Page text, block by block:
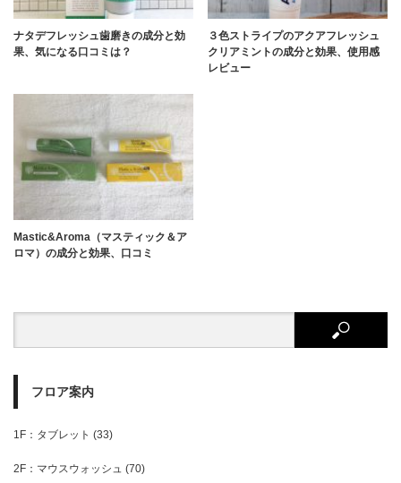
ナタデフレッシュ歯磨きの成分と効
果、気になる口コミは？
３色ストライプのアクアフレッシュ
クリアミントの成分と効果、使用感
レビュー
Mastic&Aroma（マスティック＆ア
ロマ）の成分と効果、口コミ
フロア案内
1F：タブレット (33)
2F：マウスウォッシュ (70)